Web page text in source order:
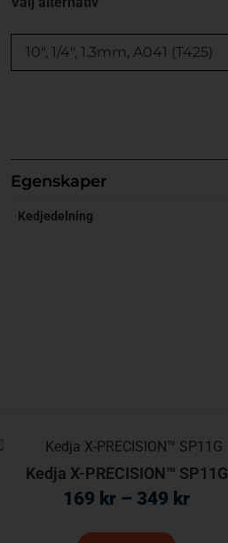
Egenskaper
Kedjedelning
Kedja X-PRECISION™ SP11G
169 kr – 349 kr